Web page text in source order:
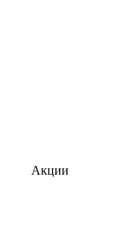
Акции